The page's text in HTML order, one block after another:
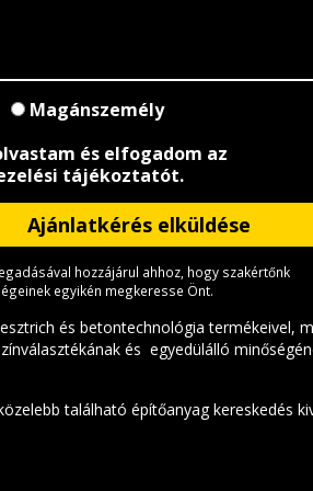
Magánszemély
és elfogadom az
tájékoztatót.
hozzájárul ahhoz, hogy szakértőnk
egyikén megkeresse Önt.
és betontechnológia termékeivel,
és egyedülálló
található építőanyag kereskedés